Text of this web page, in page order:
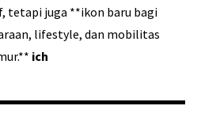
tetapi juga **ikon baru bagi
lifestyle, dan mobilitas
ich